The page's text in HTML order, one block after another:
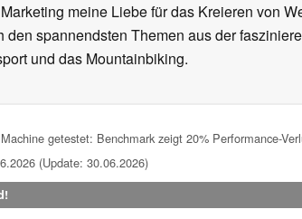
meine Liebe für das Kreieren von
spannendsten Themen aus der
und das Mountainbiking.
getestet: Benchmark zeigt 20% Performance-
(Update: 30.06.2026)